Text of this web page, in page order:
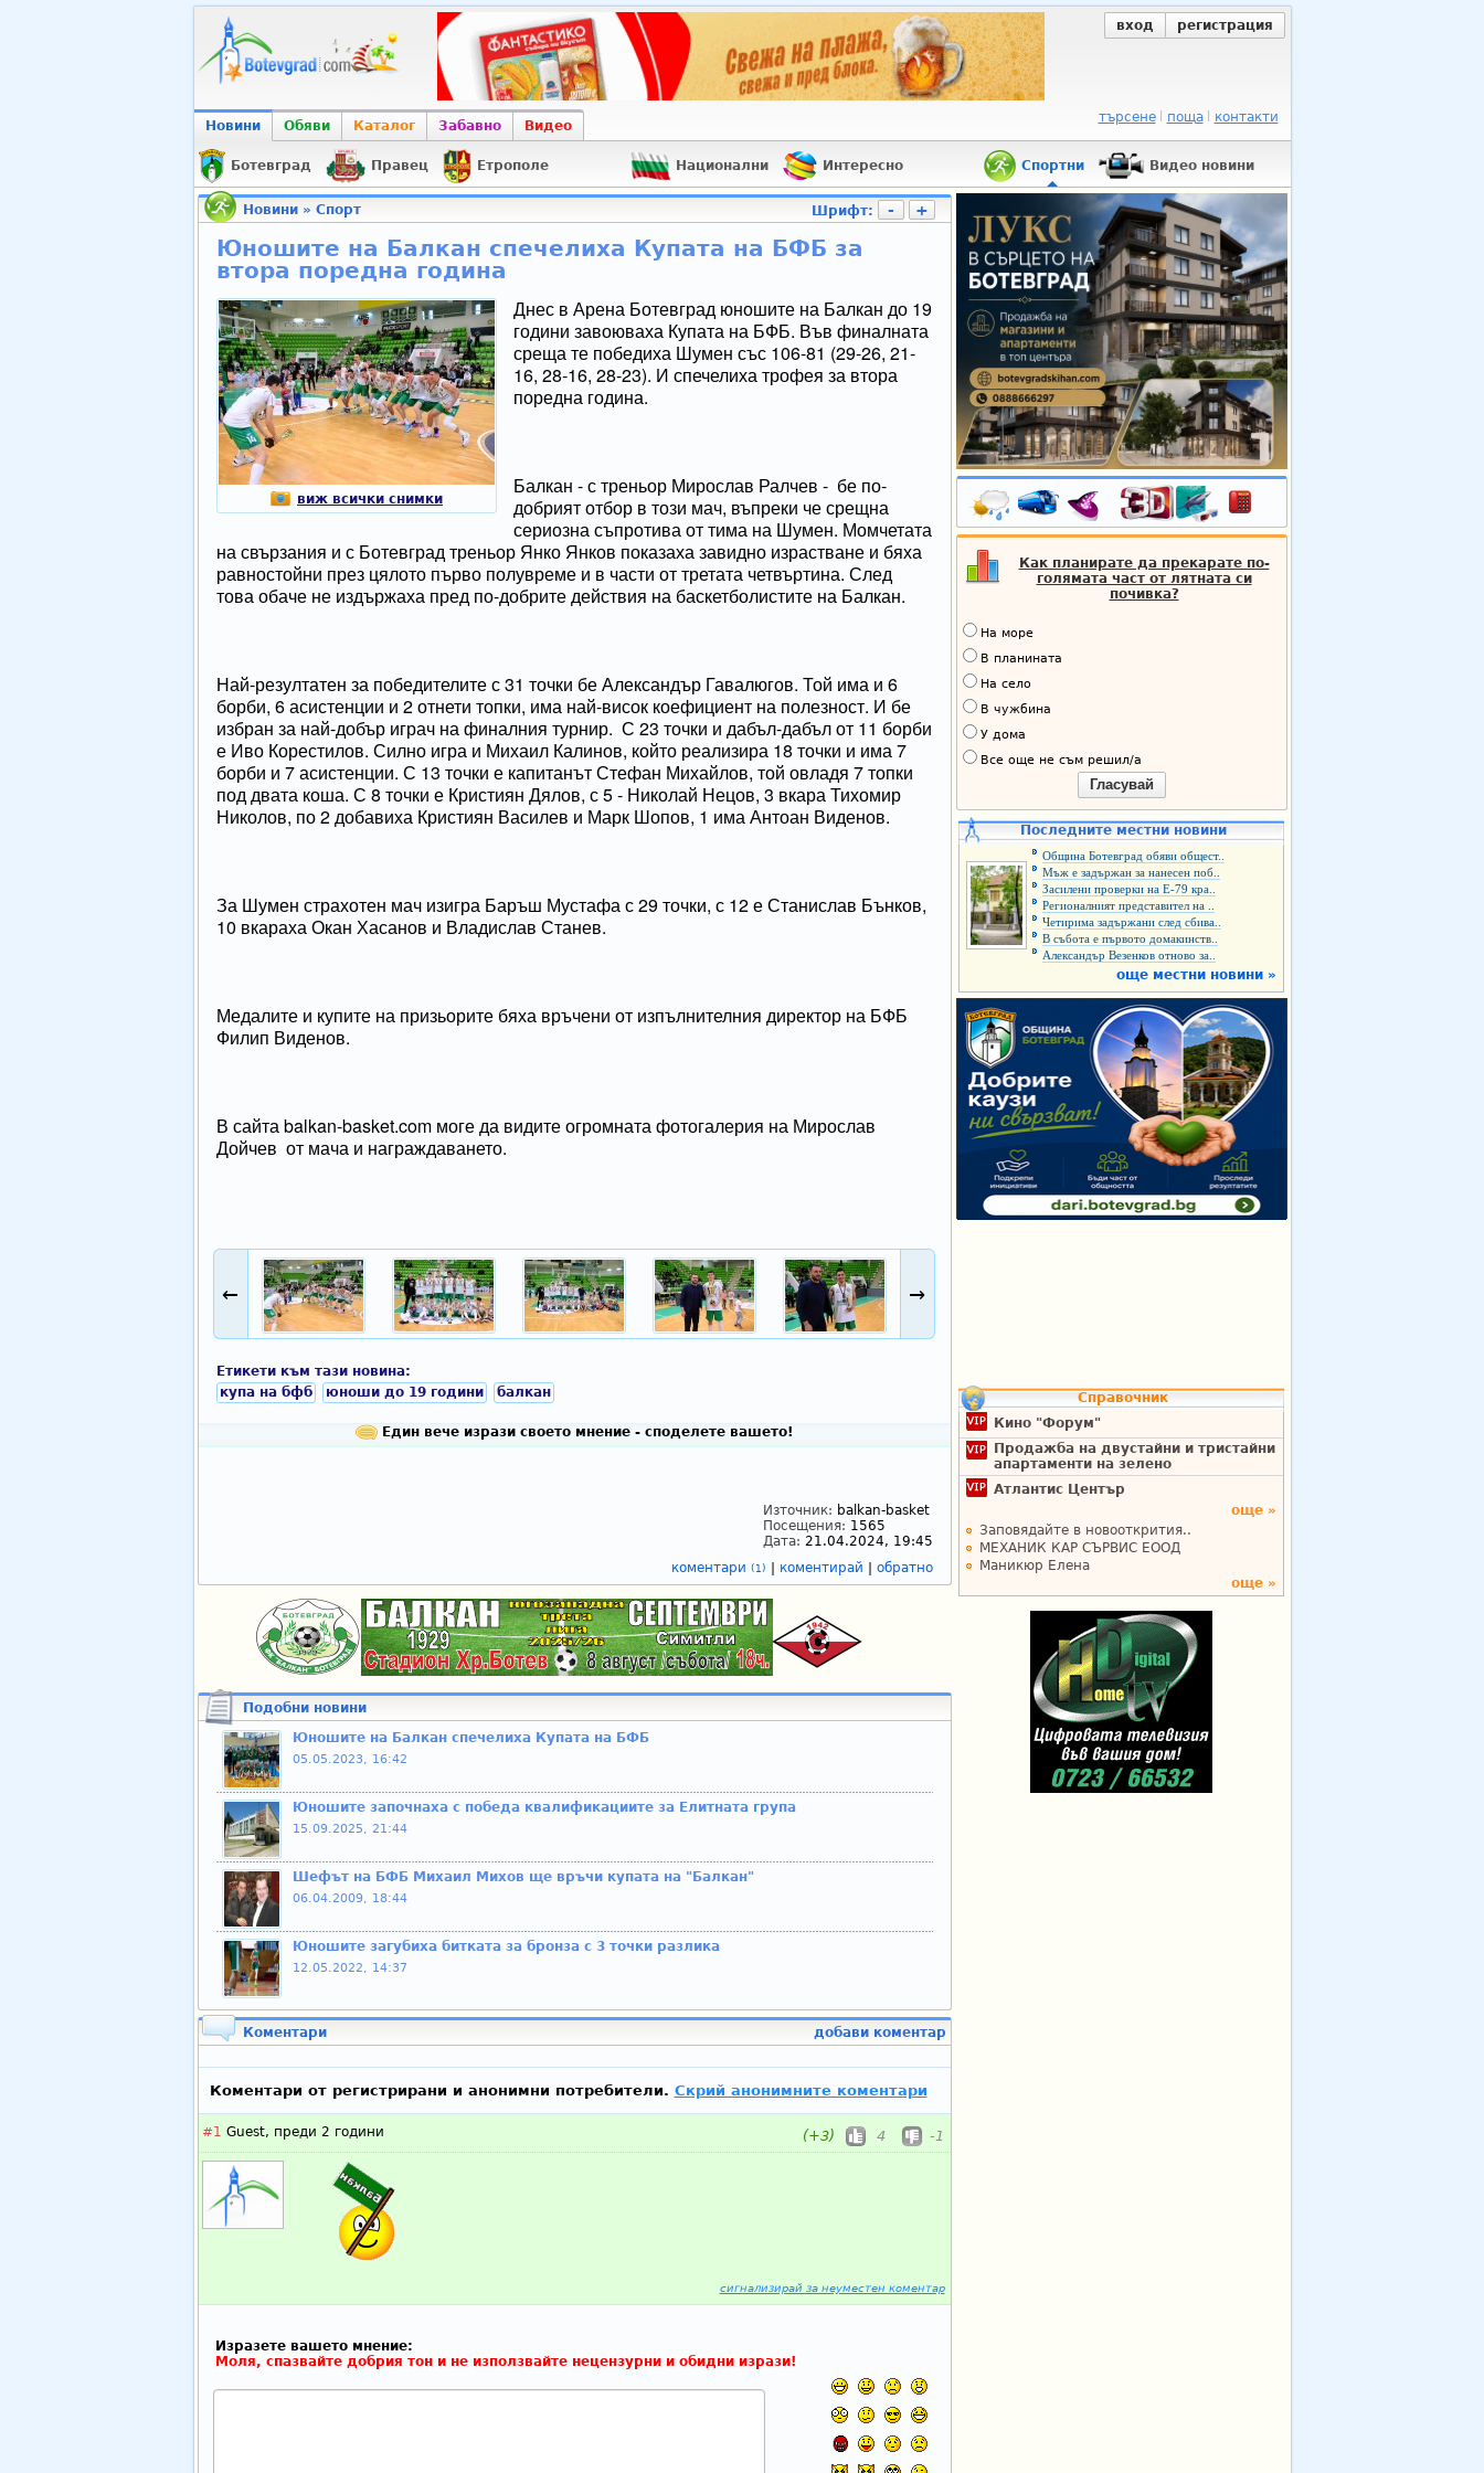
вход регистрация
Новини Обяви Каталог Забавно Видео
търсене поща контакти
Ботевград Правец Етрополе Национални Интересно Спортни Видео новини
Новини» Спорт Шрифт: - +
Юношите на Балкан спечелиха Купата на БФБ за
втора поредна година
виж всички снимки
Днес в Арена Ботевград юношите на Балкан до 19
години завоюваха Купата на БФБ. Във финалната
среща те победиха Шумен със 106-81 (29-26, 21-
16, 28-16, 28-23). И спечелиха трофея за втора
поредна година.
Балкан - с треньор Мирослав Ралчев - бе по-
добрият отбор в този мач, въпреки че срещна
сериозна съпротива от тима на Шумен. Момчетата
на свързания и с Ботевград треньор Янко Янков показаха завидно израстване и бяха
равностойни през цялото първо полувреме и в части от третата четвъртина. След
това обаче не издържаха пред по-добрите действия на баскетболистите на Балкан.
Най-резултатен за победителите с 31 точки бе Александър Гавалюгов. Той има и 6
борби, 6 асистенции и 2 отнети топки, има най-висок коефициент на полезност. И бе
избран за най-добър играч на финалния турнир. С 23 точки и дабъл-дабъл от 11 борби
е Иво Корестилов. Силно игра и Михаил Калинов, който реализира 18 точки и има 7
борби и 7 асистенции. С 13 точки е капитанът Стефан Михайлов, той овладя 7 топки
под двата коша. С 8 точки е Кристиян Дялов, с 5 - Николай Нецов, 3 вкара Тихомир
Николов, по 2 добавиха Кристиян Василев и Марк Шопов, 1 има Антоан Виденов.
За Шумен страхотен мач изигра Баръш Мустафа с 29 точки, с 12 е Станислав Бънков,
10 вкараха Окан Хасанов и Владислав Станев.
Медалите и купите на призьорите бяха връчени от изпълнителния директор на БФБ
Филип Виденов.
В сайта balkan-basket.com моге да видите огромната фотогалерия на Мирослав
Дойчев от мача и награждаването.
← →
Етикети към тази новина:
купа на бфб
юноши до 19 години балкан
Един вече изрази своето мнение - споделете вашето!
Източник: balkan-basket
Посещения: 1565
Дата: 21.04.2024, 19:45
коментари (1) коментирай обратно
Подобни новини
Юношите на Балкан спечелиха Купата на БФБ
05.05.2023, 16:42
Юношите започнаха с победа квалификациите за Елитната група
15.09.2025, 21:44
Шефът на БФБ Михаил Михов ще връчи купата на "Балкан"
06.04.2009, 18:44
Юношите загубиха битката за бронза с 3 точки разлика
12.05.2022, 14:37
Коментари добави коментар
Коментари от регистрирани и анонимни потребители. Скрий анонимните коментари
#1 Guest, преди 2 години (+3) 4 -1
сигнализирай за неуместен коментар
Изразете вашето мнение:
Моля, спазвайте добрия тон и не използвайте нецензурни и обидни изрази!
Как планирате да прекарате по-
голямата част от лятната си
почивка?
На море
В планината
На село
В чужбина
У дома
Все още не съм решил/а
Гласувай
Последните местни новини
Община Ботевград обяви общест..
Мъж е задържан за нанесен поб..
Засилени проверки на Е-79 кра..
Регионалният представител на ..
Четирима задържани след сбива..
В събота е първото домакинств..
Александър Везенков отново за..
още местни новини »
Справочник
Кино "Форум"
Продажба на двустайни и тристайни
апартаменти на зелено
Атлантис Център
още »
Заповядайте в новооткрития..
МЕХАНИК КАР СЪРВИС ЕООД
Маникюр Елена
още »